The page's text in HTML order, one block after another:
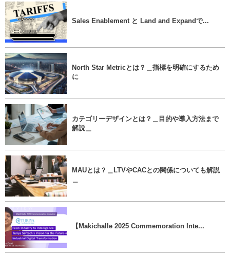
Sales Enablement と Land and Expandで...
North Star Metricとは？＿指標を明確にするため
に
カテゴリーデザインとは？＿目的や導入方法まで
解説＿
MAUとは？＿LTVやCACとの関係についても解説
【Makichalle 2025 Commemoration Inte...